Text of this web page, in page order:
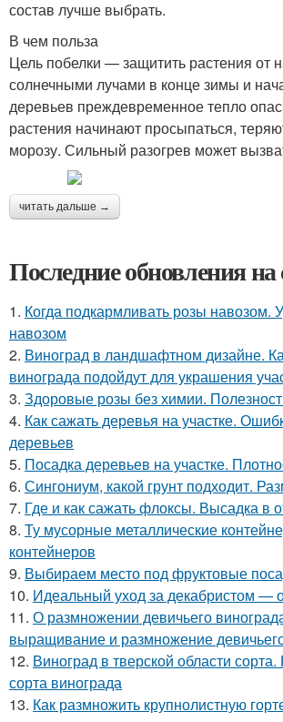
состав лучше выбрать.
В чем польза
Цель побелки — защитить растения от
солнечными лучами в конце зимы и
деревьев преждевременное тепло
растения начинают просыпаться,
морозу. Сильный разогрев может
читать дальше →
Последние обновления на
1. Когда подкармливать розы навозом.
навозом
2. Виноград в ландшафтном дизайне.
винограда подойдут для украшения
3. Здоровые розы без химии.
4. Как сажать деревья на участке.
деревьев
5. Посадка деревьев на участке.
6. Сингониум, какой грунт подходит.
7. Где и как сажать флоксы. Высадка в
8. Ту мусорные металлические
контейнеров
9. Выбираем место под фруктовые
10. Идеальный уход за декабристом —
11. О размножении девичьего
выращивание и размножение
12. Виноград в тверской области
сорта винограда
13. Как размножить крупнолистную